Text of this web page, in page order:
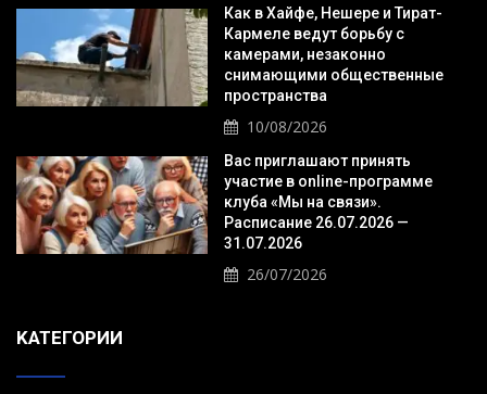
Как в Хайфе, Нешере и Тират-
Кармеле ведут борьбу с
камерами, незаконно
снимающими общественные
пространства
10/08/2026
Вас приглашают принять
участие в online-программе
клуба «Мы на связи».
Расписание 26.07.2026 —
31.07.2026
26/07/2026
KАТЕГОРИИ